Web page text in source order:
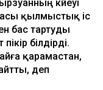
күйеуі
қылмыстық іс
бас тартуды
білдірді.
қарамастан,
деп